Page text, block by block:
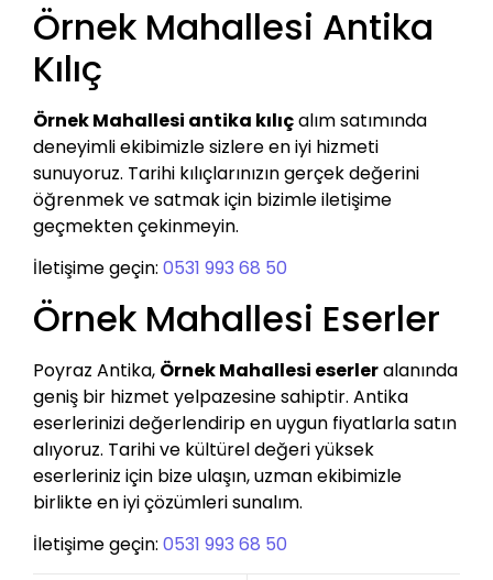
Örnek Mahallesi Antika
Kılıç
Örnek Mahallesi antika kılıçalım satımında
deneyimli ekibimizle sizlere en iyi hizmeti
sunuyoruz. Tarihi kılıçlarınızın gerçek değerini
öğrenmek ve satmak için bizimle iletişime
geçmekten çekinmeyin.
İletişime geçin: 0531 993 68 50
Örnek Mahallesi Eserler
Poyraz Antika, Örnek Mahallesi eserleralanında
geniş bir hizmet yelpazesine sahiptir. Antika
eserlerinizi değerlendirip en uygun fiyatlarla satın
alıyoruz. Tarihi ve kültürel değeri yüksek
eserleriniz için bize ulaşın, uzman ekibimizle
birlikte en iyi çözümleri sunalım.
İletişime geçin: 0531 993 68 50